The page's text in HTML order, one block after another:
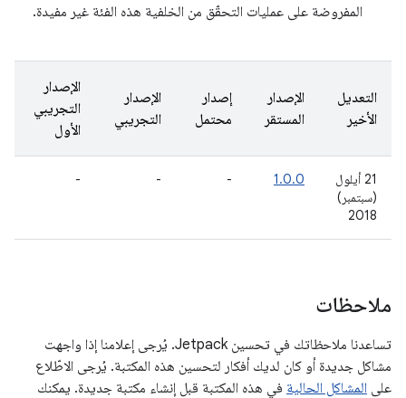
المفروضة على عمليات التحقّق من الخلفية هذه الفئة غير مفيدة.
التعديل
الأخير
الإصدار
المستقر
إصدار
محتمل
الإصدار
التجريبي
الإصدار
التجريبي
الأول
21 أيلول
(سبتمبر)
2018
1.0.0
-
-
-
ملاحظات
تساعدنا ملاحظاتك في تحسين Jetpack. يُرجى إعلامنا إذا واجهت
مشاكل جديدة أو كان لديك أفكار لتحسين هذه المكتبة. يُرجى الاطّلاع
على المشاكل الحالية في هذه المكتبة قبل إنشاء مكتبة جديدة. يمكنك